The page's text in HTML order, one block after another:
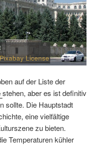
Pixabay License
auf der Liste der
stehen, aber es ist definitiv
sollte. Die Hauptstadt
eine vielfältige
zu bieten.
Temperaturen kühler